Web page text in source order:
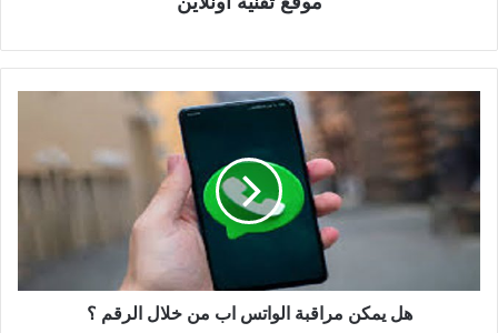
هل يمكن مراقبة الواتس اب من خلال الرقم ؟